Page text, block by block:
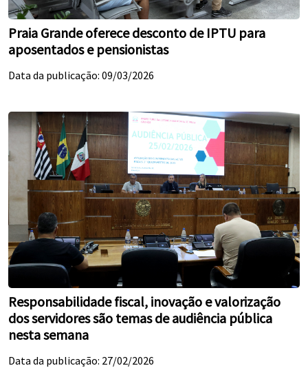
Praia Grande oferece desconto de IPTU para
aposentados e pensionistas
Data da publicação: 09/03/2026
Responsabilidade fiscal, inovação e valorização
dos servidores são temas de audiência pública
nesta semana
Data da publicação: 27/02/2026